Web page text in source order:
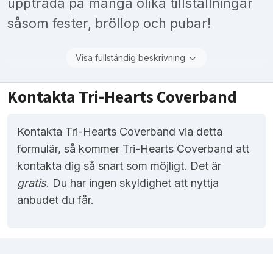
såsom fester, bröllop och pubar!
Visa fullständig beskrivning
Kontakta Tri-Hearts Coverband
Kontakta Tri-Hearts Coverband via detta
formulär, så kommer Tri-Hearts Coverband att
kontakta dig så snart som möjligt. Det är
gratis. Du har ingen skyldighet att nyttja
anbudet du får.